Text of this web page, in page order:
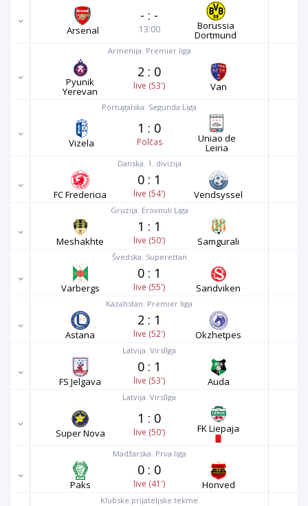
Arsenal
- : -
13:00 Borussia
Dortmund
Armenija. Premier liga
Pyunik
Yerevan
2 : 0
live (53') Van
Portugalska. Segunda Liga
Vizela
1 : 0
Polčas Uniao de
Leiria
Danska. 1. divizija
FC Fredericia
0 : 1
live (54') Vendsyssel
Gruzija. Erovnuli Liga
Meshakhte
1 : 1
live (50') Samgurali
Švedska. Superettan
Varbergs
0 : 1
live (55') Sandviken
Kazahstan. Premier liga
Astana
2 : 1
live (52') Okzhetpes
Latvija. Virslīga
FS Jelgava
0 : 1
live (53') Auda
Latvija. Virslīga
Super Nova
1 : 0
live (50') FK Liepaja
Madžarska. Prva liga
Paks
0 : 0
live (41') Honved
Klubske prijateljske tekme